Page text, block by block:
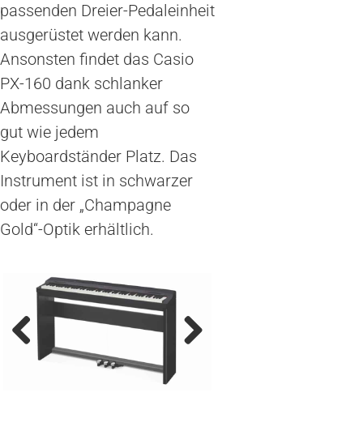
passenden Dreier-Pedaleinheit
ausgerüstet werden kann.
Ansonsten findet das Casio
PX-160 dank schlanker
Abmessungen auch auf so
gut wie jedem
Keyboardständer Platz. Das
Instrument ist in schwarzer
oder in der „Champagne
Gold“-Optik erhältlich.
Previous